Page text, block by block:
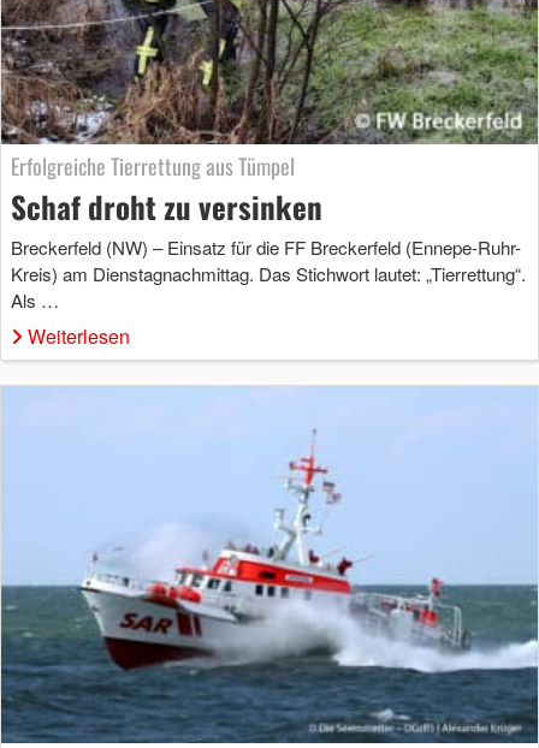
Erfolgreiche Tierrettung aus Tümpel
Schaf droht zu versinken
Breckerfeld (NW) – Einsatz für die FF Breckerfeld (Ennepe-Ruhr-
Kreis) am Dienstagnachmittag. Das Stichwort lautet: „Tierrettung“.
Als …
Weiterlesen